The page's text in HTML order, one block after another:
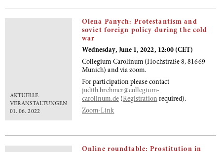
AKTUELLE
VERANSTALTUNGEN
01. 06. 2022
Olena Panych: Protestantism and
soviet foreign policy during the cold
war
Wednesday, June 1, 2022, 12:00 (CET)
Collegium Carolinum (Hochstraße 8, 81669
Munich) and via zoom.
For participation please contact
judith.brehmer@collegium-
carolinum.de(Registration required).
Zoom-Link
Online roundtable: Prostitution in